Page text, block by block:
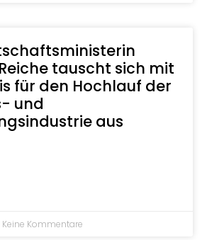
tauscht sich mit
für den Hochlauf der
und
aus
Keine Kommentare